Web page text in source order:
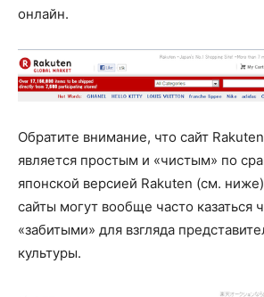
онлайн.
Обратите внимание, что сайт
является простым и «чистым» по
японской версией Rakuten (см.
сайты могут вообще часто казаться
«забитыми» для взгляда
культуры.